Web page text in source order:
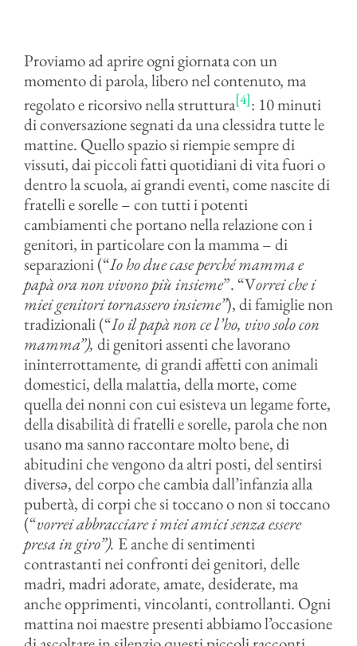
Proviamo ad aprire ogni giornata con un
momento di parola, libero nel contenuto, ma
regolato e ricorsivo nella struttura[4]: 10 minuti
di conversazione segnati da una clessidra tutte le
mattine. Quello spazio si riempie sempre di
vissuti, dai piccoli fatti quotidiani di vita fuori o
dentro la scuola, ai grandi eventi, come nascite di
fratelli e sorelle – con tutti i potenti
cambiamenti che portano nella relazione con i
genitori, in particolare con la mamma – di
separazioni (“Io ho due case perché mamma e
papà ora non vivono più insieme”. “Vorrei che i
miei genitori tornassero insieme”), di famiglie non
tradizionali (“Io il papà non ce l’ho, vivo solo con
mamma”), di genitori assenti che lavorano
ininterrottamente, di grandi affetti con animali
domestici, della malattia, della morte, come
quella dei nonni con cui esisteva un legame forte,
della disabilità di fratelli e sorelle, parola che non
usano ma sanno raccontare molto bene, di
abitudini che vengono da altri posti, del sentirsi
diversə, del corpo che cambia dall’infanzia alla
pubertà, di corpi che si toccano o non si toccano
(“vorrei abbracciare i miei amici senza essere
presa in giro”). E anche di sentimenti
contrastanti nei confronti dei genitori, delle
madri, madri adorate, amate, desiderate, ma
anche opprimenti, vincolanti, controllanti. Ogni
mattina noi maestre presenti abbiamo l’occasione